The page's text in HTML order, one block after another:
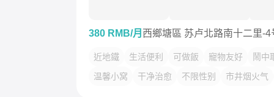
380 RMB/月 西鄉塘區 苏卢北路南十二里-4
近地鐵 生活便利 可做飯 寵物友好
鬧中
温馨小窝
干净治愈 不限性别 市井烟火气